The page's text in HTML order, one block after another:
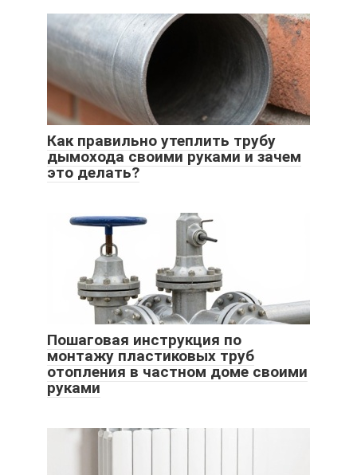
Как правильно утеплить трубу
дымохода своими руками и зачем
это делать?
Пошаговая инструкция по
монтажу пластиковых труб
отопления в частном доме своими
руками